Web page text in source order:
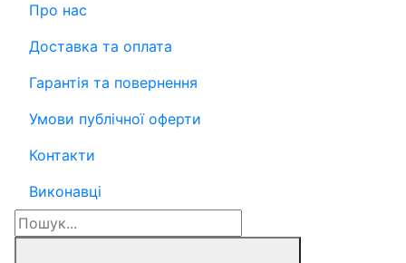
Про нас
Доставка та оплата
Гарантія та повернення
Умови публічної оферти
Контакти
Виконавці